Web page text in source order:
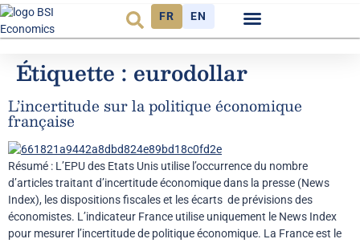
FR EN
Étiquette : eurodollar
L’incertitude sur la politique économique
française
Résumé : L’EPU des Etats Unis utilise l’occurrence du nombre
d’articles traitant d’incertitude économique dans la presse (News
Index), les dispositions fiscales et les écarts de prévisions des
économistes. L’indicateur France utilise uniquement le News Index
pour mesurer l’incertitude de politique économique. La France est le